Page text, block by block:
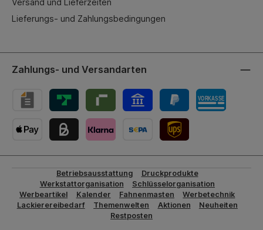
Versand und Lieferzeiten
Lieferungs- und Zahlungsbedingungen
Zahlungs- und Versandarten
Betriebsausstattung
Druckprodukte
Werkstattorganisation
Schlüsselorganisation
Werbeartikel
Kalender Fahnenmasten
Werbetechnik
Lackierereibedarf
Themenwelten Aktionen
Neuheiten
Restposten